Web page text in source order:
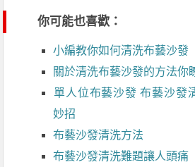
你可能也喜歡：
小編教你如何清洗布藝沙發
關於清洗布藝沙發的方法你
單人位布藝沙發 布藝沙發
妙招
布藝沙發清洗方法
布藝沙發清洗難題讓人頭痛